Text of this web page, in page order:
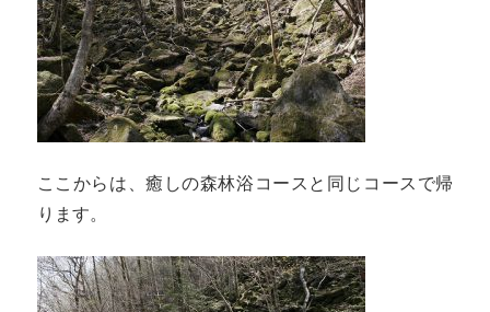
ここからは、癒しの森林浴コースと同じコースで帰
ります。